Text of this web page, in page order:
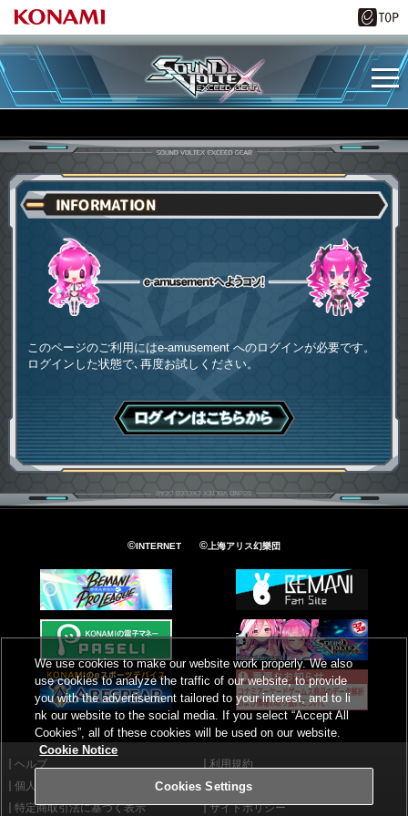
INFORMATION
このページのご利用にはe-amusement へのログインが必要です。
ログインした状態で､再度お試しください。
ログインはこちら
©INTERNET ©上海アリス幻樂団
ヘルプ
利用規約
個人情報等保護方針
外部送信について
特定商取引法に基づく表示
サイトポリシー
We use cookies to make our website work properly. We also
use cookies to analyze the traffic of our website, to provide
you with the advertisement tailored to your interest, and to li
nk our website to the social media. If you select “Accept All
Cookies”, all of these cookies will be used on our website.
Cookie Notice
Cookies Settings